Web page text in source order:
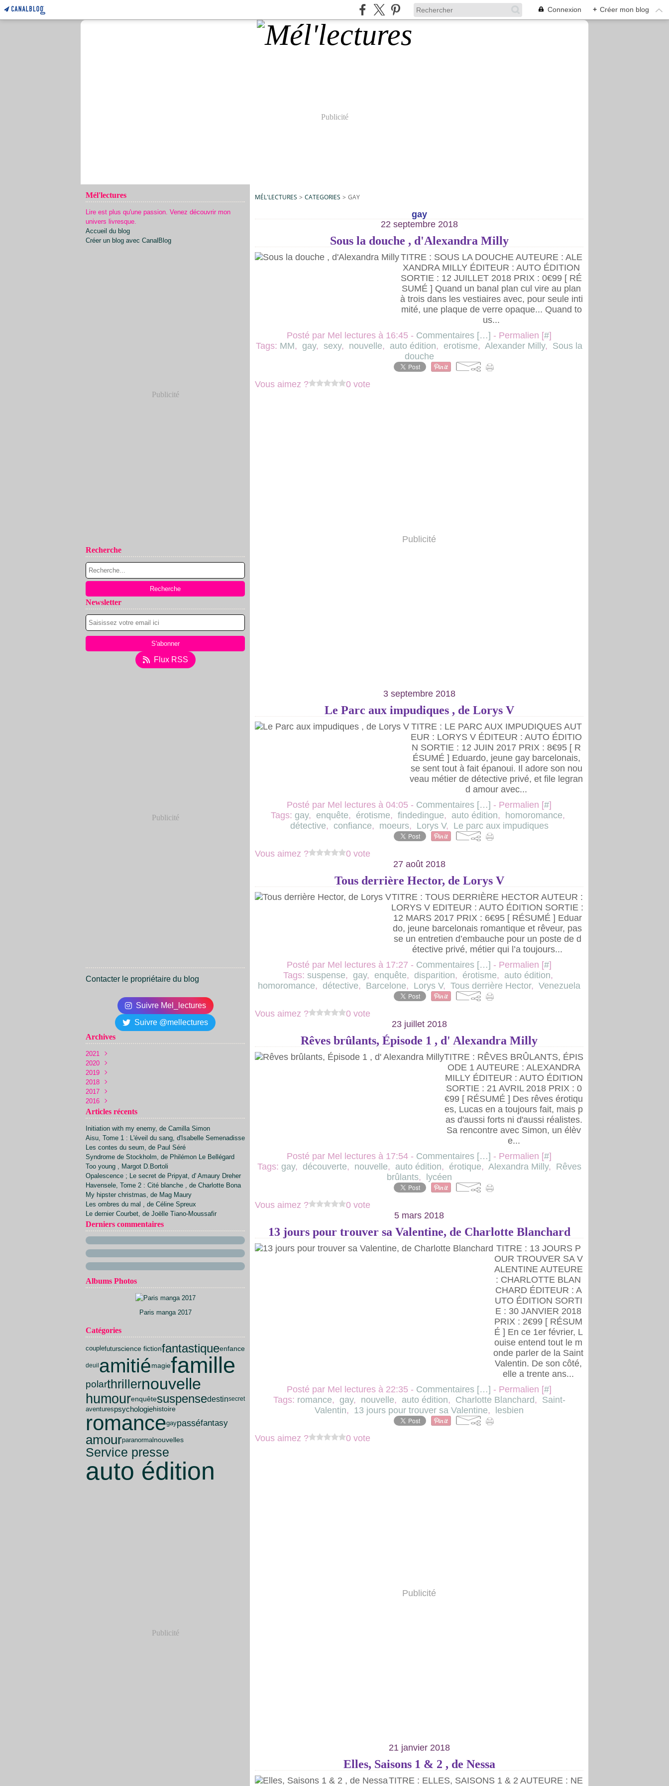
Connexion + Créer mon blog
Publicité
Mél'lectures
Lire est plus qu'une passion. Venez découvrir mon
univers livresque.
Accueil du blog
Créer un blog avec CanalBlog
Publicité
Recherche
Newsletter
Flux RSS
Publicité
Contacter le propriétaire du blog
Suivre Mel_lectures
Suivre @mellectures
Archives
2021
Juin
2020
Décembre
Novembre
Octobre
Juin
Mai(3)
Avril(7)
Mars (1)
Février(2)
2019
Novembre
Octobre
Septembre
Août(19)
Juillet(20)
Juin(24)
Mai(17)
Avril(13)
Mars(9)
Février (9)
Janvier(11)
2018
Décembre
Novembre
Octobre(24)
Septembre(23)
Août(26)
Juillet(30)
Juin(21)
Mai(29)
Avril(30)
Mars(32)
Février(40)
Janvier (33)
2017
Décembre
Novembre(36)
Octobre(34)
Septembre(20)
Août(23)
Juillet(23)
Juin(14)
Mai(15)
Avril(12)
Mars(11)
Février(10)
Janvier(15)
2016
Décembre(14)
Novembre(21)
Octobre(22)
Septembre(28)
Août(5)
Articles récents
Initiation with my enemy, de Camilla Simon
Aisu, Tome 1 : L'éveil du sang, d'Isabelle Semenadisse
Les contes du seum, de Paul Séré
Syndrome de Stockholm, de Philémon Le Bellégard
Too young , Margot D.Bortoli
Opalescence ; Le secret de Pripyat, d' Amaury Dreher
Havensele, Tome 2 : Cité blanche , de Charlotte Bona
My hipster christmas, de Mag Maury
Les ombres du mal , de Céline Spreux
Le dernier Courbet, de Joëlle Tiano-Moussafir
Derniers commentaires
Albums Photos
Paris manga 2017
Catégories
couplefuturscience fictionfantastiqueenfance
deuil amitiémagiefamille
polarthrillernouvelle
humourenquêtesuspensedestinsecret
aventurespsychologiehistoire
romancegaypasséfantasy
amourparanormalnouvelles
Service presse
auto édition
Publicité
MÉL'LECTURES > CATEGORIES > GAY
gay
22 septembre 2018
Sous la douche , d'Alexandra Milly
TITRE : SOUS LA DOUCHE AUTEURE : ALE
XANDRA MILLY ÉDITEUR : AUTO ÉDITION
SORTIE : 12 JUILLET 2018 PRIX : 0€99 [ RÉ
SUMÉ ] Quand un banal plan cul vire au plan
à trois dans les vestiaires avec, pour seule inti
mité, une plaque de verre opaque... Quand to
us...
Posté par Mel lectures à 16:45 - Commentaires […] - Permalien [#]
Tags: MM, gay, sexy, nouvelle, auto édition, erotisme, Alexander Milly, Sous la
douche
Vous aimez ? 0 vote
Publicité
3 septembre 2018
Le Parc aux impudiques , de Lorys V
TITRE : LE PARC AUX IMPUDIQUES AUT
EUR : LORYS V ÉDITEUR : AUTO ÉDITIO
N SORTIE : 12 JUIN 2017 PRIX : 8€95 [ R
ÉSUMÉ ] Eduardo, jeune gay barcelonais,
se sent tout à fait épanoui. Il adore son nou
veau métier de détective privé, et file legran
d amour avec...
Posté par Mel lectures à 04:05 - Commentaires […] - Permalien [#]
Tags: gay, enquête, érotisme, findedingue, auto édition, homoromance,
détective, confiance, moeurs, Lorys V, Le parc aux impudiques
Vous aimez ?
0 vote
27 août 2018
Tous derrière Hector, de Lorys V
TITRE : TOUS DERRIÈRE HECTOR AUTEUR :
LORYS V EDITEUR : AUTO ÉDITION SORTIE :
12 MARS 2017 PRIX : 6€95 [ RÉSUMÉ ] Eduar
do, jeune barcelonais romantique et rêveur, pas
se un entretien d’embauche pour un poste de d
étective privé, métier qui l’a toujours...
Posté par Mel lectures à 17:27 - Commentaires […] - Permalien [#]
Tags: suspense, gay, enquête, disparition, érotisme, auto édition,
homoromance, détective, Barcelone, Lorys V, Tous derrière Hector, Venezuela
Vous aimez ?
0 vote
23 juillet 2018
Rêves brûlants, Épisode 1 , d' Alexandra Milly
TITRE : RÊVES BRÛLANTS, ÉPIS
ODE 1 AUTEURE : ALEXANDRA
MILLY ÉDITEUR : AUTO ÉDITION
SORTIE : 21 AVRIL 2018 PRIX : 0
€99 [ RÉSUMÉ ] Des rêves érotiqu
es, Lucas en a toujours fait, mais p
as d'aussi forts ni d'aussi réalistes.
Sa rencontre avec Simon, un élèv
e...
Posté par Mel lectures à 17:54 - Commentaires […] - Permalien [#]
Tags: gay, découverte, nouvelle, auto édition, érotique, Alexandra Milly, Rêves
brûlants, lycéen
Vous aimez ?
0 vote
5 mars 2018
13 jours pour trouver sa Valentine, de Charlotte Blanchard
TITRE : 13 JOURS P
OUR TROUVER SA V
ALENTINE AUTEURE
: CHARLOTTE BLAN
CHARD ÉDITEUR : A
UTO ÉDITION SORTI
E : 30 JANVIER 2018
PRIX : 2€99 [ RÉSUM
É ] En ce 1er février, L
ouise entend tout le m
onde parler de la Saint
Valentin. De son côté,
elle a trente ans...
Posté par Mel lectures à 22:35 - Commentaires […] - Permalien [#]
Tags: romance, gay, nouvelle, auto édition, Charlotte Blanchard, Saint-
Valentin, 13 jours pour trouver sa Valentine, lesbien
Vous aimez ? 0 vote
Publicité
21 janvier 2018
Elles, Saisons 1 & 2 , de Nessa
TITRE : ELLES, SAISONS 1 & 2 AUTEURE : NE